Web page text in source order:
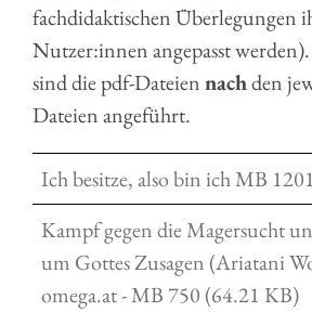
fachdidaktischen Überlegungen
Nutzer:innen angepasst
sind die pdf-Dateiennachden
Dateien angeführt.
Ich besitze, also bin ich MB
Kampf gegen die Magersucht
um Gottes Zusagen (Ariatani
omega.at - MB 750 (64.21 KB)